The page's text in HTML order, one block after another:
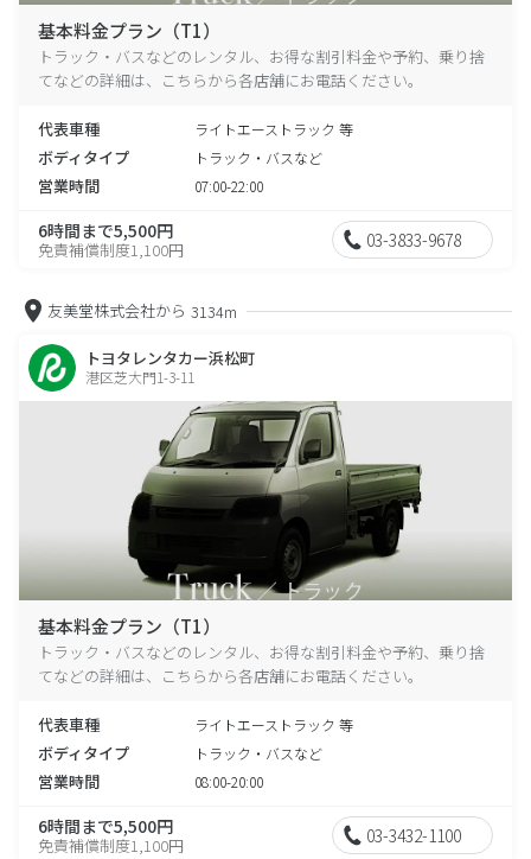
基本料金プラン（T1）
トラック・バスなどのレンタル、お得な割引料金や予約、乗り捨
てなどの詳細は、こちらから各店舗にお電話ください。
代表車種 ライトエーストラック 等
ボディタイプ トラック・バスなど
営業時間 07:00-22:00
6時間まで5,500円
免責補償制度1,100円 03-3833-9678
友美堂株式会社から 3134m
トヨタレンタカー浜松町
港区芝大門1-3-11
基本料金プラン（T1）
トラック・バスなどのレンタル、お得な割引料金や予約、乗り捨
てなどの詳細は、こちらから各店舗にお電話ください。
代表車種 ライトエーストラック 等
ボディタイプ トラック・バスなど
営業時間 08:00-20:00
6時間まで5,500円
免責補償制度1,100円 03-3432-1100